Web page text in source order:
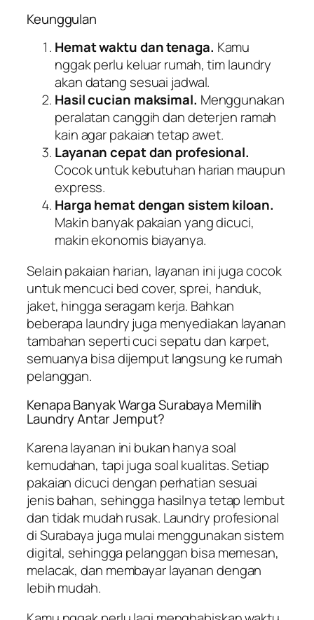
Keunggulan
Hemat waktu dan tenaga. Kamu
nggak perlu keluar rumah, tim laundry
akan datang sesuai jadwal.
Hasil cucian maksimal. Menggunakan
peralatan canggih dan deterjen ramah
kain agar pakaian tetap awet.
Layanan cepat dan profesional.
Cocok untuk kebutuhan harian maupun
express.
Harga hemat dengan sistem kiloan.
Makin banyak pakaian yang dicuci,
makin ekonomis biayanya.
Selain pakaian harian, layanan ini juga cocok
untuk mencuci bed cover, sprei, handuk,
jaket, hingga seragam kerja. Bahkan
beberapa laundry juga menyediakan layanan
tambahan seperti cuci sepatu dan karpet,
semuanya bisa dijemput langsung ke rumah
pelanggan.
Kenapa Banyak Warga Surabaya Memilih
Laundry Antar Jemput?
Karena layanan ini bukan hanya soal
kemudahan, tapi juga soal kualitas. Setiap
pakaian dicuci dengan perhatian sesuai
jenis bahan, sehingga hasilnya tetap lembut
dan tidak mudah rusak. Laundry profesional
di Surabaya juga mulai menggunakan sistem
digital, sehingga pelanggan bisa memesan,
melacak, dan membayar layanan dengan
lebih mudah.